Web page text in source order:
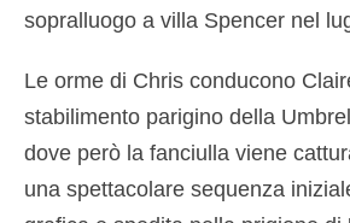
sopralluogo a villa Spencer nel
Le orme di Chris conducono
stabilimento parigino della
dove però la fanciulla viene
una spettacolare sequenza